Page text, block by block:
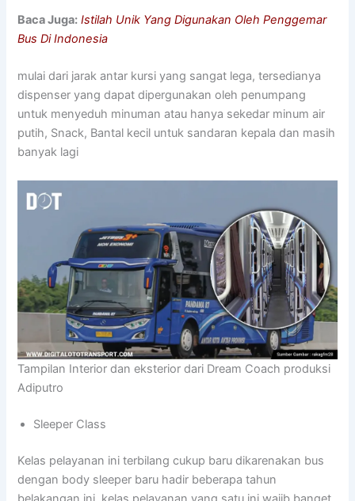
Baca Juga: Istilah Unik Yang Digunakan Oleh Penggemar
Bus Di Indonesia
mulai dari jarak antar kursi yang sangat lega, tersedianya
dispenser yang dapat dipergunakan oleh penumpang
untuk menyeduh minuman atau hanya sekedar minum air
putih, Snack, Bantal kecil untuk sandaran kepala dan masih
banyak lagi
Tampilan Interior dan eksterior dari Dream Coach produksi
Adiputro
Sleeper Class
Kelas pelayanan ini terbilang cukup baru dikarenakan bus
dengan body sleeper baru hadir beberapa tahun